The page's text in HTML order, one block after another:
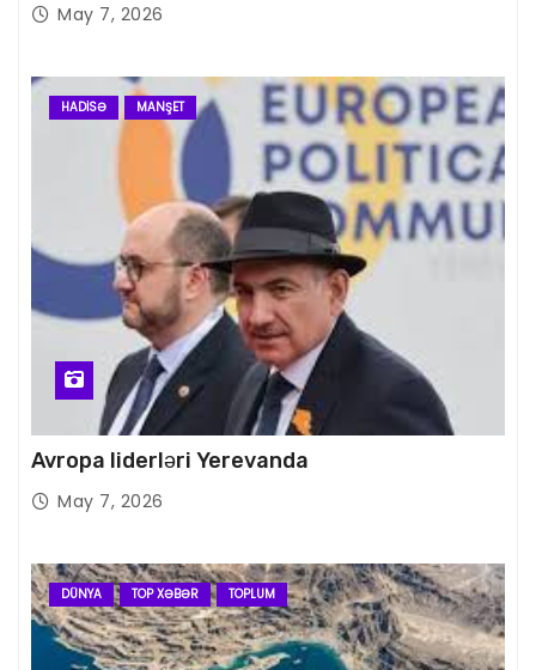
May 7, 2026
HADISƏ MANŞET
Avropa liderləri Yerevanda
May 7, 2026
DÜNYA TOP XƏBƏR TOPLUM